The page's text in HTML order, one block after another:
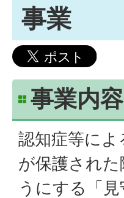
事業
事業内容
認知症等に
が保護され
うにする「